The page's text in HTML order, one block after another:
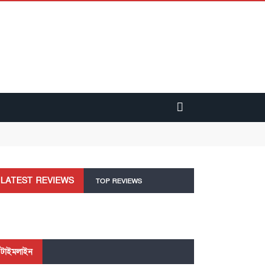
LATEST REVIEWS TOP REVIEWS
টাইমলাইন